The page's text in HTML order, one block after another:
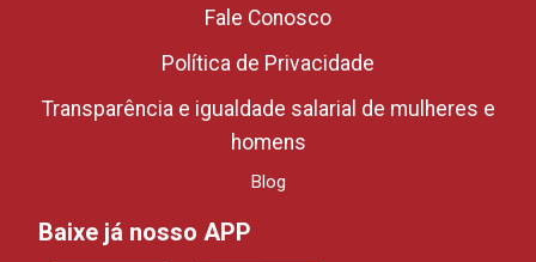
Fale Conosco
Política de Privacidade
Transparência e igualdade salarial de mulheres e
homens
Blog
Baixe já nosso APP